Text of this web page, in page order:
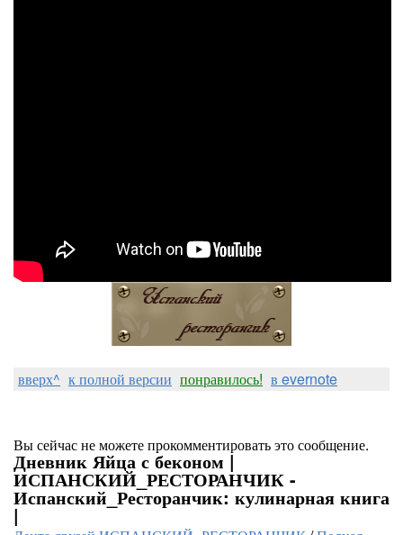
вверх^ к полной версии понравилось! в evernote
Вы сейчас не можете прокомментировать это сообщение.
Дневник Яйца с беконом |
ИСПАНСКИЙ_РЕСТОРАНЧИК -
Испанский_Ресторанчик: кулинарная книга
|